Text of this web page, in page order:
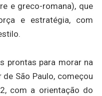
e greco-romana), que
e estratégia, com
prontas para morar na
São Paulo, começou
com a orientação do